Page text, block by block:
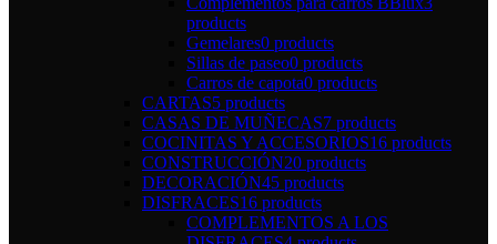
products
Gemelares0 products
Sillas de paseo0 products
Carros de capota0 products
CARTAS5 products
CASAS DE MUÑECAS7 products
COCINITAS Y ACCESORIOS16 products
CONSTRUCCIÓN20 products
DECORACIÓN45 products
DISFRACES16 products
COMPLEMENTOS A LOS